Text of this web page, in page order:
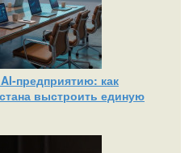
как
выстроить единую